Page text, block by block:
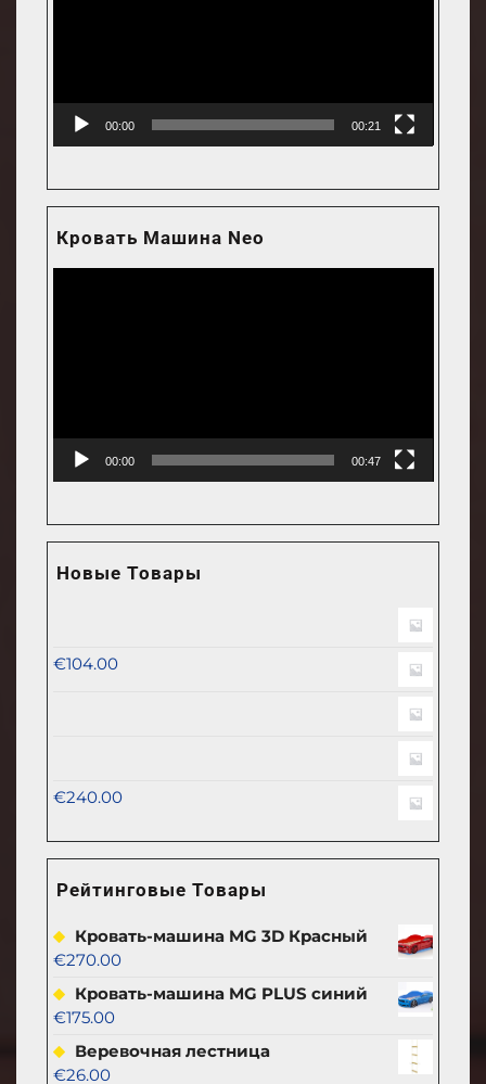
00:00 00:21
Кровать Машина Neo
00:00 00:47
Новые Товары
€104.00
€240.00
Рейтинговые Товары
Кровать-машина MG 3D Красный
€270.00
Кровать-машина MG PLUS синий
€175.00
Веревочная лестница
€26.00